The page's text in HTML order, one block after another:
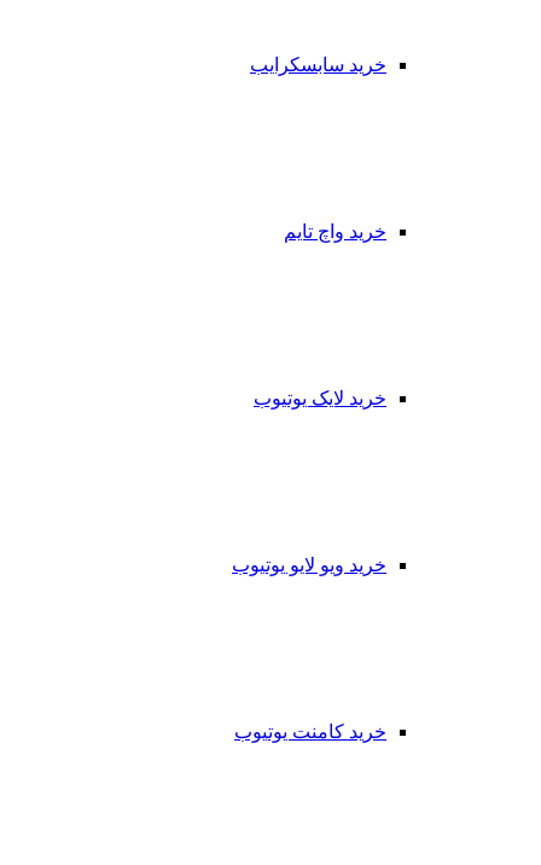
خرید سابسکرایب
خرید واچ تایم
خرید لایک یوتیوب
خرید ویو لایو یوتیوب
خرید کامنت یوتیوب